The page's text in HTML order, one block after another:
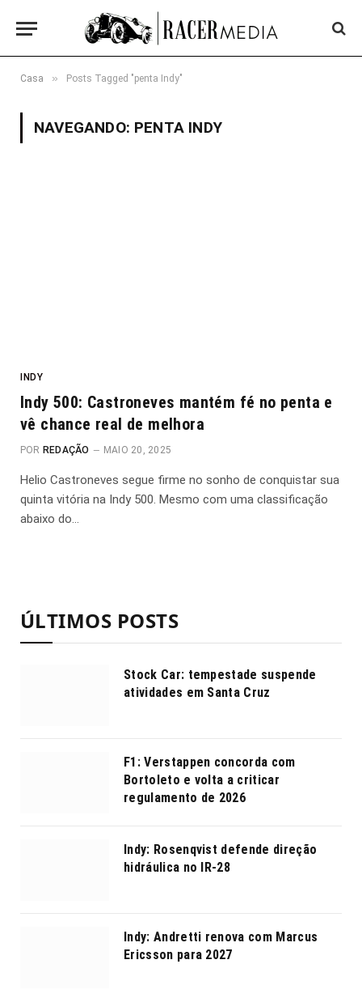
Casa » Posts Tagged "penta Indy"
NAVEGANDO: PENTA INDY
INDY
Indy 500: Castroneves mantém fé no penta e
vê chance real de melhora
POR REDAÇÃO MAIO 20, 2025
Helio Castroneves segue firme no sonho de conquistar sua
quinta vitória na Indy 500. Mesmo com uma classificação
abaixo do…
ÚLTIMOS POSTS
Stock Car: tempestade suspende
atividades em Santa Cruz
F1: Verstappen concorda com
Bortoleto e volta a criticar
regulamento de 2026
Indy: Rosenqvist defende direção
hidráulica no IR-28
Indy: Andretti renova com Marcus
Ericsson para 2027